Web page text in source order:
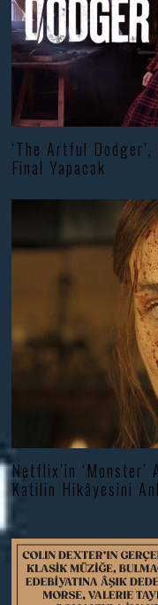
‘The Artful
Final Yapacak
Netflix’in
Katilin Hikâyesini